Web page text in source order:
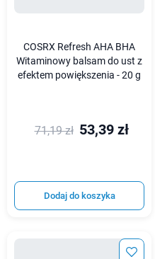
COSRX Refresh AHA BHA
Witaminowy balsam do ust z
efektem powiększenia - 20 g
71,19 zł 53,39 zł
Dodaj do koszyka